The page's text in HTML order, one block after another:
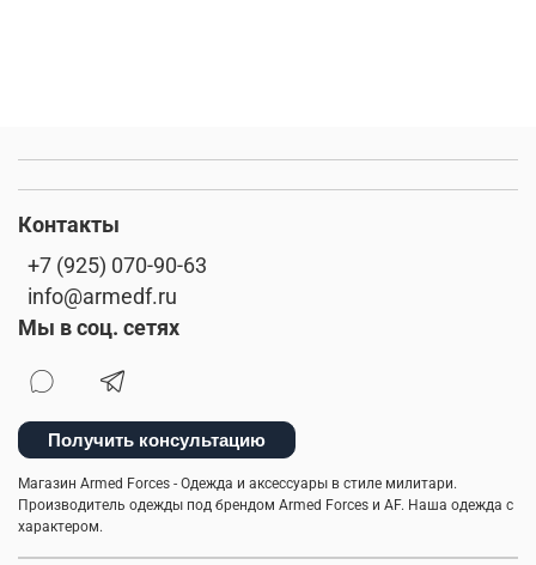
Контакты
+7 (925) 070-90-63
info@armedf.ru
Мы в соц. сетях
Получить консультацию
Магазин Armed Forces - Одежда и аксессуары в стиле милитари.
Производитель одежды под брендом Armed Forces и AF. Наша одежда с
характером.